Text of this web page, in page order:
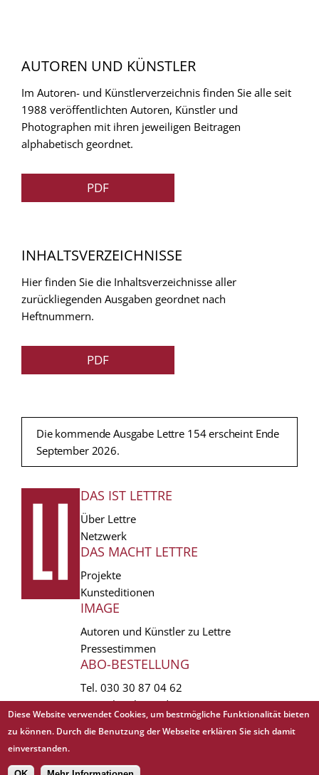
AUTOREN UND KÜNSTLER
Im Autoren- und Künstlerverzeichnis finden Sie alle seit
1988 veröffentlichten Autoren, Künstler und
Photographen mit ihren jeweiligen Beitragen
alphabetisch geordnet.
PDF
INHALTSVERZEICHNISSE
Hier finden Sie die Inhaltsverzeichnisse aller
zurückliegenden Ausgaben geordnet nach
Heftnummern.
PDF
Die kommende Ausgabe Lettre 154 erscheint Ende
September 2026.
FUSSZEILE
DAS IST LETTRE
Über Lettre
Netzwerk
DAS MACHT LETTRE
Projekte
Kunsteditionen
IMAGE
Autoren und Künstler zu Lettre
Pressestimmen
ABO-BESTELLUNG
Tel. 030 30 87 04 62
vertrieb(at)lettre.de
Copyright © 1988 - 2026 Lettre International. All rights reserved.
EXTRA
Diese Website verwendet Cookies, um bestmögliche Funktionalität bieten
zu können. Durch die Benutzung der Webseite erklären Sie sich damit
einverstanden.